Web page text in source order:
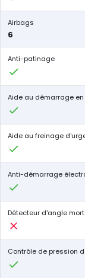
Airbags
6
Anti-patinage
Aide au démarrage
Aide au freinage
Anti-démarrage
Détecteur d'angle mort
Contrôle de pression